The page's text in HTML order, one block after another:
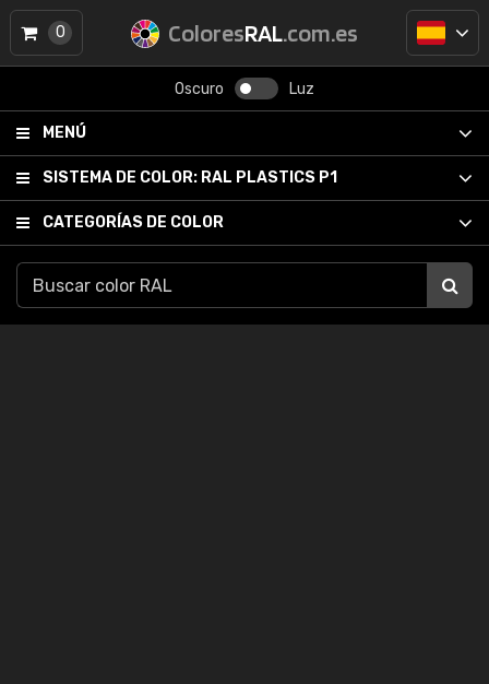
ColoresRAL.com.es
Oscuro Luz
MENÚ
SISTEMA DE COLOR: RAL PLASTICS P1
CATEGORÍAS DE COLOR
0